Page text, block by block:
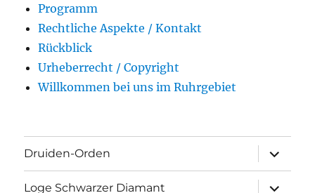
Programm
Rechtliche Aspekte / Kontakt
Rückblick
Urheberrecht / Copyright
Willkommen bei uns im Ruhrgebiet
Druiden-Orden
öffnen
Loge Schwarzer Diamant